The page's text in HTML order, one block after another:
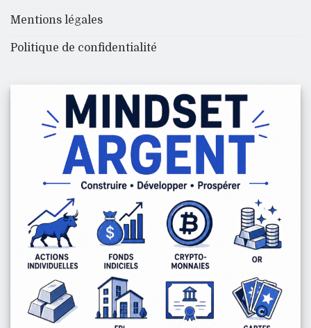
Mentions légales
Politique de confidentialité